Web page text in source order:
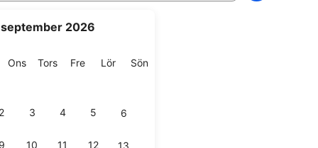
september 2026
OnsOnsdag
TorsTorsdag
FreFredag
LörLördag
SönSöndag
2 3 4 5 6
9 10 11 12 13